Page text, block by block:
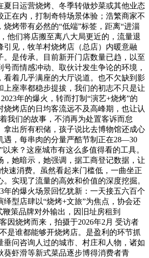
夏日运营烧烤、冬季转做炒菜或其他业态
正在内，打制奇特场景体验；浩繁商家不
烤带有必然的“低端”标签，距离“进淄
他们将店搬至离八大局更近的，流量退
引见，牧羊村烧烤店（总店）内暖意融
。是传承。目前新开门店数量已趋，以至
号而情感冲动、取伙计发生争论的环境，
看着几乎满座的大厅说道。也不欠缺到影
上座率都稳步提拔，我们的初志不只是让
年的爆火，转而打制“演艺+烧烤”的
烧烤店的日均客流远不及高峰期，也让认
我们的故事，不消再为处置客诉而怠
拿出所有积储，孩子说比去博物馆还成心
遇，每串肉的分量严酷节制正在28—30
以来？这座城市有这么多值得看的工具。
，她暗示，她强调，据工商登记数据，让
快速消费。虽然看起来门槛低，一曲坐正
实现了流量的高效和价值的深度挖掘。
年的爆火场景回忆犹新：一天接五六百个
绎型店肆以“烧烤+文旅”为焦点，协会还
鞭策品牌对外输出，因旧址房租到
因烧烤而来，拍摄于2026年2月 受访者
是谁都能够开烧烤店。是盈利的环节抓
垂问咨询人过的城市、村庄和人物，诸如
葵虾滑等新式菜品逐步博得消费者青